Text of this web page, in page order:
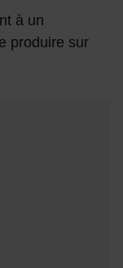
à un
produire sur